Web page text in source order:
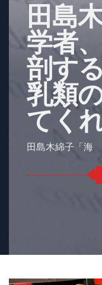
田島
学者
剖す
乳類
てく
田島木綿子「海